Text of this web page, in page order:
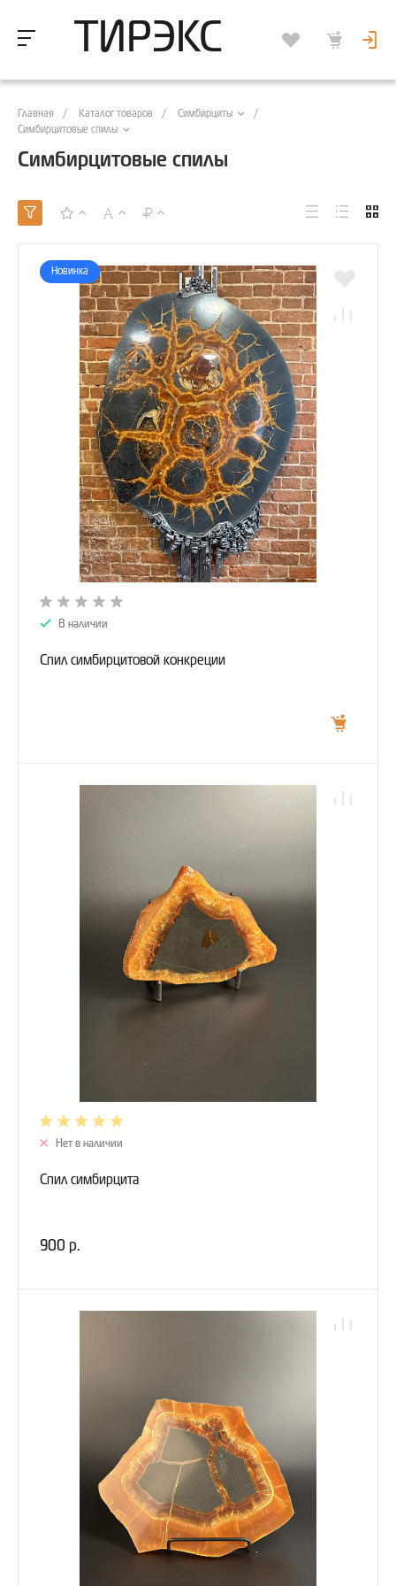
ТИРЭКС
Главная / Каталог товаров / Симбирциты
/
Симбирцитовые спилы
Симбирцитовые спилы
Новинка
В наличии
Спил симбирцитовой конкреции
Нет в наличии
Спил симбирцита
900 р.